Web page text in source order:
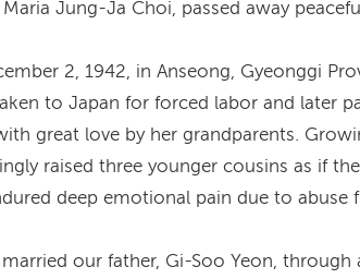
Jung-Ja Choi, passed away
2, 1942, in Anseong, Gyeonggi
to Japan for forced labor and later
great love by her grandparents.
raised three younger cousins as if
deep emotional pain due to
our father, Gi-Soo Yeon, through